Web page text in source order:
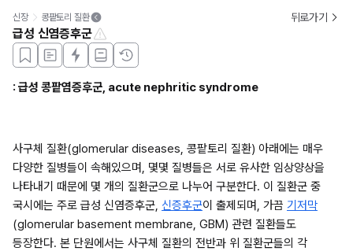
신장 콩팥토리 질환 뒤로가기
급성 신염증후군
: 급성 콩팥염증후군, acute nephritic syndrome
사구체 질환(glomerular diseases, 콩팥토리 질환) 아래에는 매우
다양한 질병들이 속해있으며, 몇몇 질병들은 서로 유사한 임상양상을
나타내기 때문에 몇 개의 질환군으로 나누어 구분한다. 이 질환군 중
국시에는 주로 급성 신염증후군, 신증후군이 출제되며, 가끔 기저막
(glomerular basement membrane, GBM) 관련 질환들도
등장한다. 본 단원에서는 사구체 질환의 전반과 위 질환군들의 각